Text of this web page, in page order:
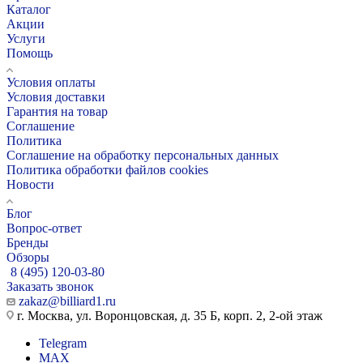
Каталог
Акции
Услуги
Помощь
Условия оплаты
Условия доставки
Гарантия на товар
Соглашение
Политика
Соглашение на обработку персональных данных
Политика обработки файлов cookies
Новости
Блог
Вопрос-ответ
Бренды
Обзоры
8 (495) 120-03-80
Заказать звонок
zakaz@billiard1.ru
г. Москва, ул. Воронцовская, д. 35 Б, корп. 2, 2-ой этаж
Telegram
MAX